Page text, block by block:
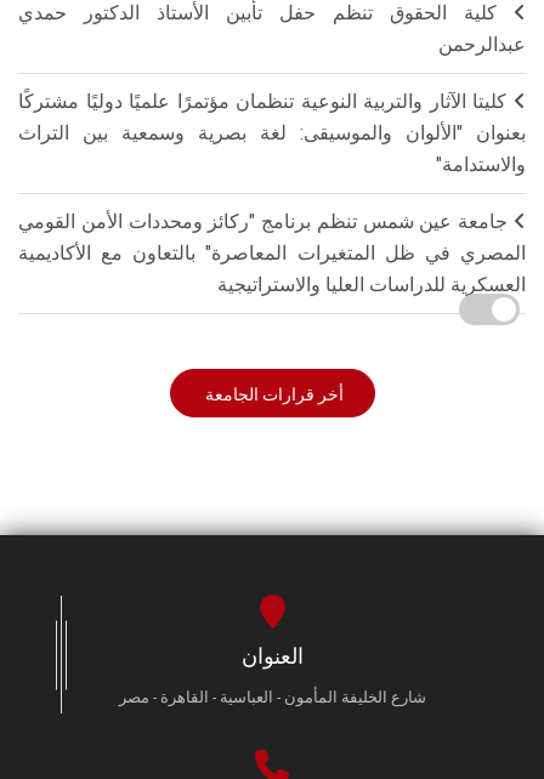
كلية الحقوق تنظم حفل تأبين الأستاذ الدكتور حمدي
عبدالرحمن
كليتا الآثار والتربية النوعية تنظمان مؤتمرًا علميًا دوليًا مشتركًا
بعنوان "الألوان والموسيقى: لغة بصرية وسمعية بين التراث
والاستدامة"
جامعة عين شمس تنظم برنامج "ركائز ومحددات الأمن القومي
المصري في ظل المتغيرات المعاصرة" بالتعاون مع الأكاديمية
العسكرية للدراسات العليا والاستراتيجية
أخر قرارات الجامعة
العنوان
شارع الخليفة المأمون - العباسية - القاهرة - مصر